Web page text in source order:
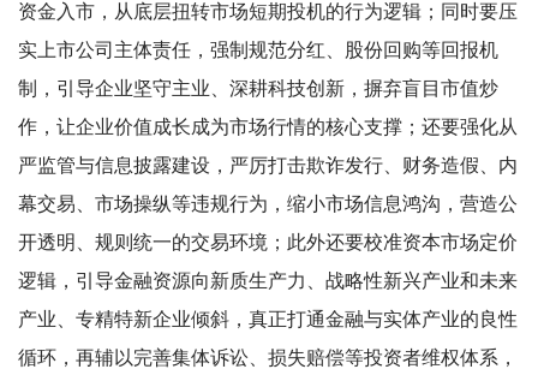
资金入市，从底层扭转市场短期投机的行为逻辑；同时要压
实上市公司主体责任，强制规范分红、股份回购等回报机
制，引导企业坚守主业、深耕科技创新，摒弃盲目市值炒
作，让企业价值成长成为市场行情的核心支撑；还要强化从
严监管与信息披露建设，严厉打击欺诈发行、财务造假、内
幕交易、市场操纵等违规行为，缩小市场信息鸿沟，营造公
开透明、规则统一的交易环境；此外还要校准资本市场定价
逻辑，引导金融资源向新质生产力、战略性新兴产业和未来
产业、专精特新企业倾斜，真正打通金融与实体产业的良性
循环，再辅以完善集体诉讼、损失赔偿等投资者维权体系，